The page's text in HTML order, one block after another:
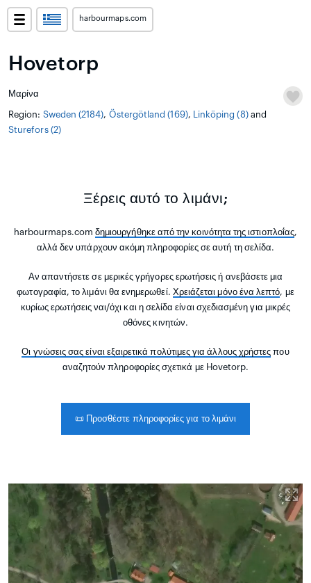
harbourmaps.com
Hovetorp
Μαρίνα
Region: Sweden (2184), Östergötland (169), Linköping (8)and
Sturefors (2)
Ξέρεις αυτό το λιμάνι;
harbourmaps.com δημιουργήθηκε από την κοινότητα της ιστιοπλοΐας,
αλλά δεν υπάρχουν ακόμη πληροφορίες σε αυτή τη σελίδα.
Αν απαντήσετε σε μερικές γρήγορες ερωτήσεις ή ανεβάσετε μια
φωτογραφία, το λιμάνι θα ενημερωθεί. Χρειάζεται μόνο ένα λεπτό, με
κυρίως ερωτήσεις ναι/όχι και η σελίδα είναι σχεδιασμένη για μικρές
οθόνες κινητών.
Οι γνώσεις σας είναι εξαιρετικά πολύτιμες για άλλους χρήστες που
αναζητούν πληροφορίες σχετικά με Hovetorp.
📜Προσθέστε πληροφορίες για το λιμάνι